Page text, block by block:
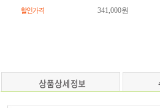
341,000원